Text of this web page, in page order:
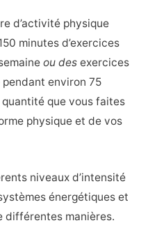
d’activité physique
minutes d’exercices
ou desexercices
environ 75
quantité que vous faites
physique et de vos
niveaux d’intensité
énergétiques et
manières.